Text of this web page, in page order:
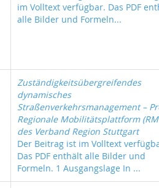
im Volltext verfügbar. Das PDF
alle Bilder und Formeln...
Zuständigkeitsübergreifendes
dynamisches
Straßenverkehrsmanagement –
Regionale Mobilitätsplattform
des Verband Region Stuttgart
Der Beitrag ist im Volltext
Das PDF enthält alle Bilder und
Formeln. 1 Ausgangslage In ...